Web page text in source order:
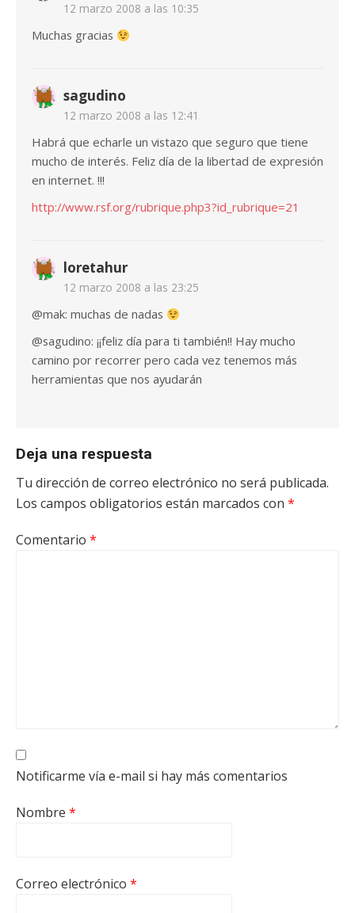
12 marzo 2008 a las 10:35
Muchas gracias
sagudino
12 marzo 2008 a las 12:41
Habrá que echarle un vistazo que seguro que tiene
mucho de interés. Feliz día de la libertad de expresión
en internet. !!!
http://www.rsf.org/rubrique.php3?id_rubrique=21
loretahur
12 marzo 2008 a las 23:25
@mak: muchas de nadas
@sagudino: ¡¡feliz día para ti también!! Hay mucho
camino por recorrer pero cada vez tenemos más
herramientas que nos ayudarán
Deja una respuesta
Tu dirección de correo electrónico no será publicada.
Los campos obligatorios están marcados con *
Comentario *
Notificarme vía e-mail si hay más comentarios
Nombre *
Correo electrónico *